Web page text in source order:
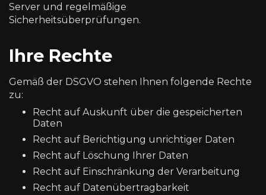
Server und regelmäßige
Sicherheitsüberprüfungen.
Ihre Rechte
Gemäß der DSGVO stehen Ihnen folgende Rechte
zu:
Recht auf Auskunft über die gespeicherten
Daten
Recht auf Berichtigung unrichtiger Daten
Recht auf Löschung Ihrer Daten
Recht auf Einschränkung der Verarbeitung
Recht auf Datenübertragbarkeit